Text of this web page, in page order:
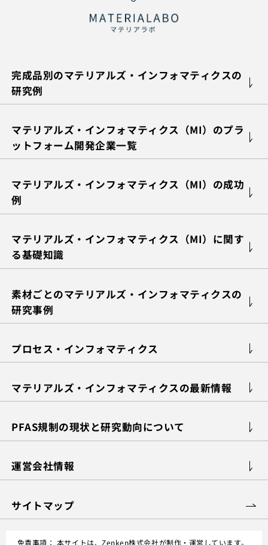
完成品別のマテリアルズ・インフォマティクスの
研究例
マテリアルズ・インフォマティクス（MI）のプラ
ットフォーム開発企業一覧
マテリアルズ・インフォマティクス（MI）の成功
例
マテリアルズ・インフォマティクス（MI）に関す
る基礎知識
素材ごとのマテリアルズ・インフォマティクスの
研究事例
プロセス・インフォマティクス
マテリアルズ・インフォマティクスの最新情報
PFAS規制の現状と研究動向について
運営会社情報
サイトマップ
免責事項： 本サイトは、Zenken株式会社が制作・運営しています。